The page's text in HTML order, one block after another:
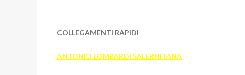
COLLEGAMENTI RAPIDI
ANTONIO LOMBARDI SALERNITANA